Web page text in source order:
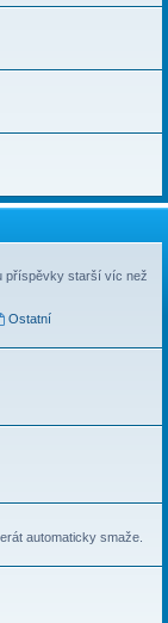
příspěvky starší víc než
Ostatní
automaticky smaže.